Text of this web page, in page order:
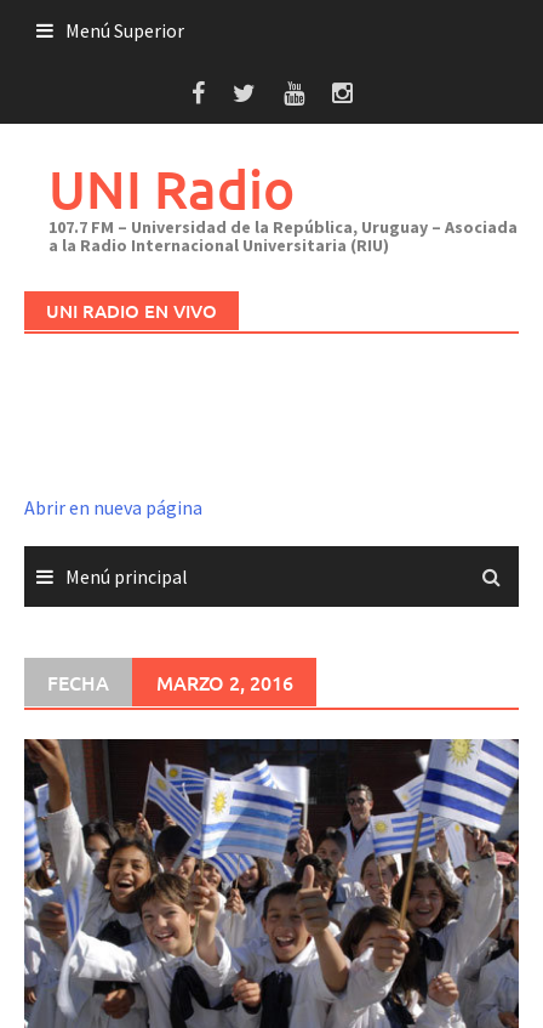
Menú Superior
UNI Radio
107.7 FM – Universidad de la República, Uruguay – Asociada
a la Radio Internacional Universitaria (RIU)
UNI RADIO EN VIVO
Abrir en nueva página
Menú principal
FECHA MARZO 2, 2016